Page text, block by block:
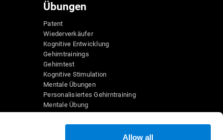
Allow all
Übungen
Patent
Wiederverkäufer
Kognitive Entwicklung
Gehirntrainings
Gehirntest
Kognitive Stimulation
Mentale Übungen
Personalisiertes Gehirntraining
Mentale Übung
Leseverständnis